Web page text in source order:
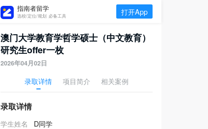
指南者留学
选校/定位/规划 必备工具 打开App
澳门大学教育学哲学硕士（中文教育）
研究生offer一枚
2026年04月02日
录取详情 项目简介 相关案例
录取详情
学生姓名
D同学